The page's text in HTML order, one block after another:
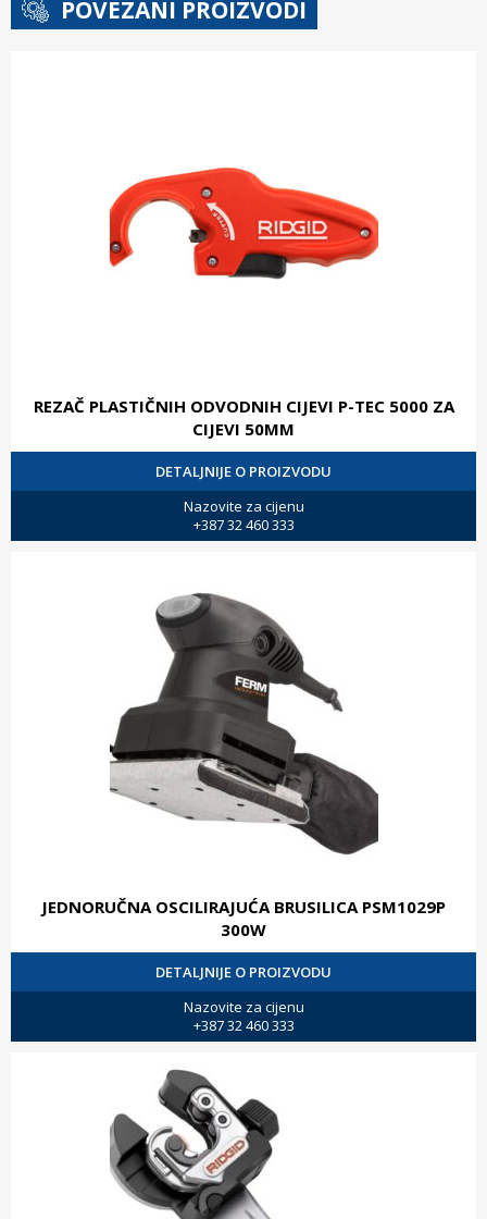
POVEZANI PROIZVODI
REZAČ PLASTIČNIH ODVODNIH CIJEVI P-TEC 5000 ZA
CIJEVI 50MM
DETALJNIJE O PROIZVODU
Nazovite za cijenu
+387 32 460 333
JEDNORUČNA OSCILIRAJUĆA BRUSILICA PSM1029P
300W
DETALJNIJE O PROIZVODU
Nazovite za cijenu
+387 32 460 333